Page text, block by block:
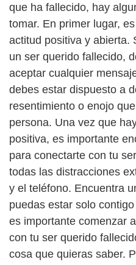
que ha fallecido, hay
tomar. En primer lugar,
actitud positiva y abierta.
un ser querido fallecido,
aceptar cualquier
debes estar dispuesto a
resentimiento o enojo
persona. Una vez que
positiva, es importante
para conectarte con tu
todas las distracciones
y el teléfono. Encuentra
puedas estar solo
es importante comenzar
con tu ser querido
cosa que quieras saber.